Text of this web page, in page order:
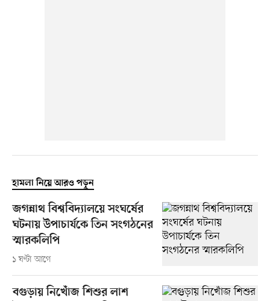
হামলা নিয়ে আরও পড়ুন
জগন্নাথ বিশ্ববিদ্যালয়ে সংঘর্ষের
ঘটনায় উপাচার্যকে তিন সংগঠনের
স্মারকলিপি
১ ঘণ্টা আগে
বগুড়ায় নিখোঁজ শিশুর লাশ